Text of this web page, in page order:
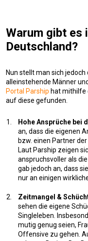
Warum gibt es
Deutschland?
Nun stellt man sich
alleinstehende Männer
Portal Parship hat mithilfe
auf diese gefunden.
Hohe Ansprüche bei
an, dass die eigenen
bzw. einen Partner
Laut Parship zeigen
anspruchsvoller als
gab jedoch an, dass
nur an einigen
Zeitmangel &
sehen die eigene
Singleleben.
mutig genug seien,
Offensive zu gehen.